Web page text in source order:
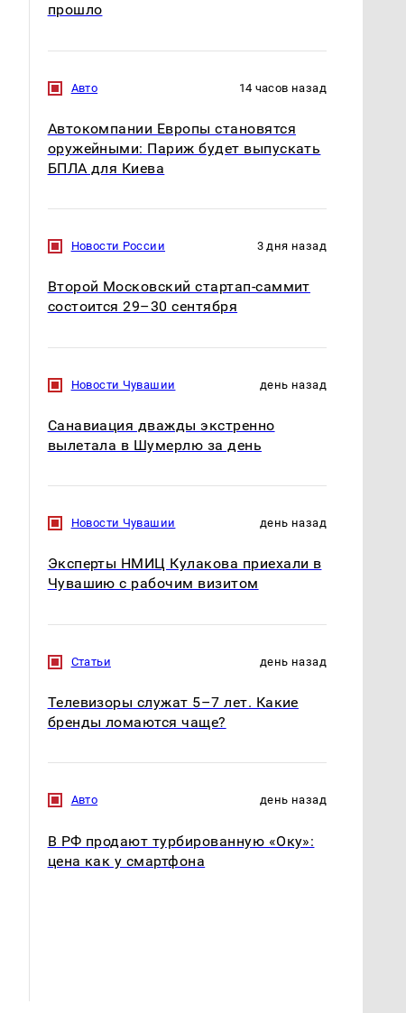
прошло
Авто 14 часов назад
Автокомпании Европы становятся
оружейными: Париж будет выпускать
БПЛА для Киева
Новости России 3 дня назад
Второй Московский стартап-саммит
состоится 29–30 сентября
Новости Чувашии день назад
Санавиация дважды экстренно
вылетала в Шумерлю за день
Новости Чувашии день назад
Эксперты НМИЦ Кулакова приехали в
Чувашию с рабочим визитом
Статьи день назад
Телевизоры служат 5–7 лет. Какие
бренды ломаются чаще?
Авто день назад
В РФ продают турбированную «Оку»:
цена как у смартфона